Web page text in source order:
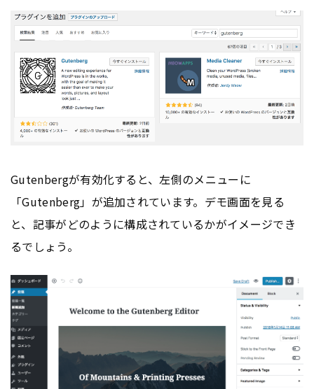
Gutenbergが有効化すると、左側のメニューに
「Gutenberg」が追加されています。デモ画面を見る
と、記事がどのように構成されているかがイメージでき
るでしょう。